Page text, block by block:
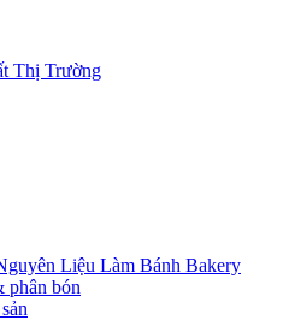
Thị Trường
Liệu Làm Bánh Bakery
phân bón